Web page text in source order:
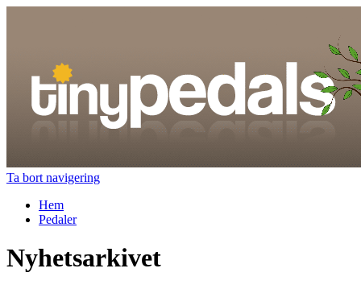
Ta bort navigering
Hem
Pedaler
Nyhetsarkivet